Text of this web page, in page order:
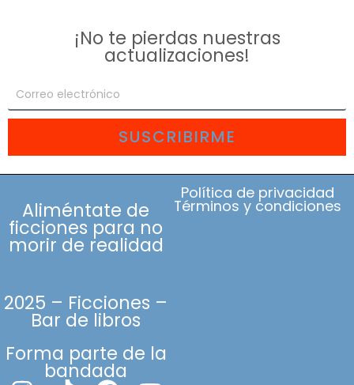
¡No te pierdas nuestras
actualizaciones!
SUSCRIBIRME
Aliméntate de
ficciones para no
morir de realidad
2025 – Ficciones –
Bar de libros
Forma parte de la
bandada
Política de privacidad
Términos y condiciones